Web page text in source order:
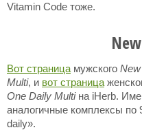
Vitamin Code тоже.
Вот страница мужского
Multi, и вот страница
One Daily Multiна iHerb.
аналогичные комплексы по
daily».